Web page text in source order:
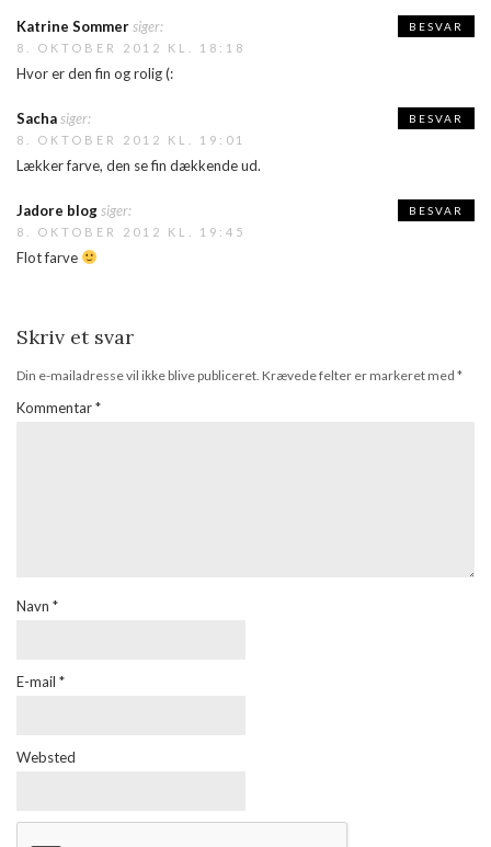
Katrine Sommersiger:
8. OKTOBER 2012 KL. 18:18
Hvor er den fin og rolig (:
BESVAR
Sachasiger:
8. OKTOBER 2012 KL. 19:01
Lækker farve, den se fin dækkende ud.
BESVAR
Jadore blogsiger:
8. OKTOBER 2012 KL. 19:45
Flot farve
BESVAR
Skriv et svar
Din e-mailadresse vil ikke blive publiceret. Krævede felter er markeret med *
Kommentar*
Navn *
E-mail *
Websted